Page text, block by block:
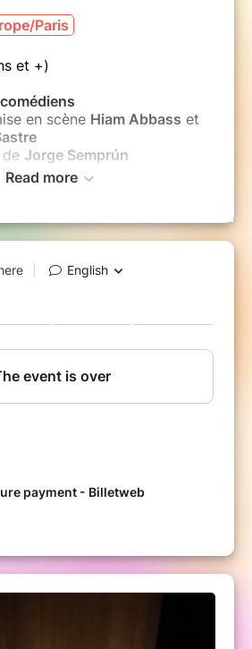
Paris
et +)
en scène Hiam Abbass et
de Jorge Semprún
suivi d’un échange avec
Baptiste Sastre et les
réduction de 5 € sur le tarif
une carte d’étudiant amU
pour réserver :
Read more